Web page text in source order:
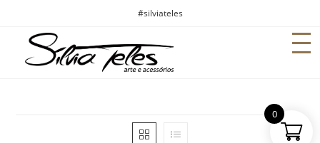
#silviateles
0